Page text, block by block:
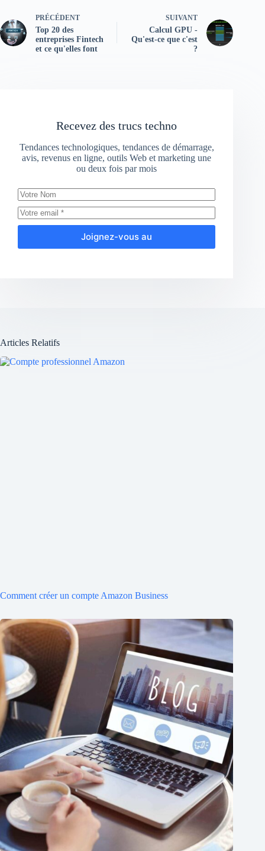
PRÉCÉDENT
Top 20 des
entreprises Fintech
et ce qu'elles font
SUIVANT
Calcul GPU -
Qu'est-ce que c'est
?
Recevez des trucs techno
Tendances technologiques, tendances de démarrage,
avis, revenus en ligne, outils Web et marketing une
ou deux fois par mois
Joignez-vous au
Articles Relatifs
Comment créer un compte Amazon Business